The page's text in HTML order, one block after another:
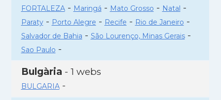
FORTALEZA- Maringá - Mato Grosso - Natal -
Paraty- Porto Alegre - Recife - Rio de Janeiro -
Salvador de Bahia - São Lourenço, Minas Gerais-
Sao Paulo -
Bulgària - 1 webs
BULGARIA-